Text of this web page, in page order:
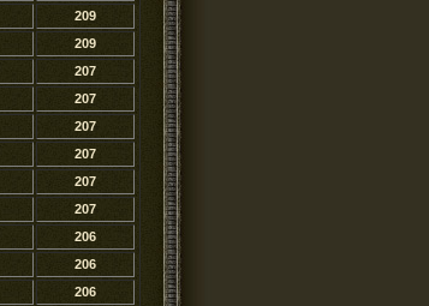
209
209
207
207
207
207
207
207
206
206
206